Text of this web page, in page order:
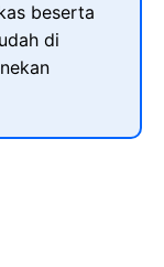
beserta
di